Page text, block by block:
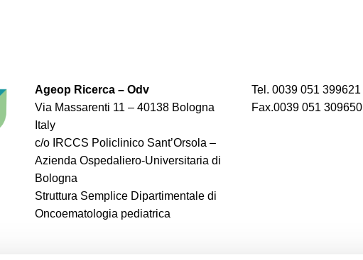
Ageop Ricerca – Odv
Via Massarenti 11 – 40138 Bologna
Italy
c/o IRCCS Policlinico Sant’Orsola –
Azienda Ospedaliero-Universitaria di
Bologna
Struttura Semplice Dipartimentale di
Oncoematologia pediatrica
Tel. 0039 051 399621
Fax.0039 051 309650